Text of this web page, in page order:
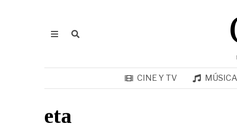
CINE Y TV MÚSICA
eta